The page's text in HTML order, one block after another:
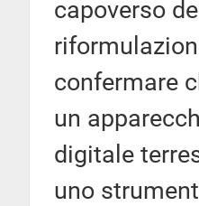
capoverso
confermare
un
digitale
uno